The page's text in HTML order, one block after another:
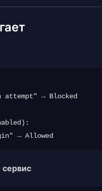
attempt" → Blocked